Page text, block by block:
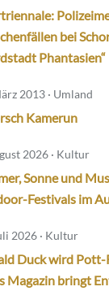
bei
Phantasien“
2013 · Umland
Kamerun
2026 · Kultur
Sonne und
Festivals im
2026 · Kultur
Duck wird
Magazin bringt